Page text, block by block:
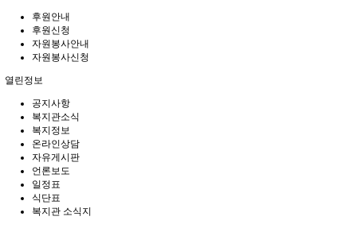
후원안내
후원신청
자원봉사안내
자원봉사신청
열린정보
공지사항
복지관소식
복지정보
온라인상담
자유게시판
언론보도
일정표
식단표
복지관 소식지